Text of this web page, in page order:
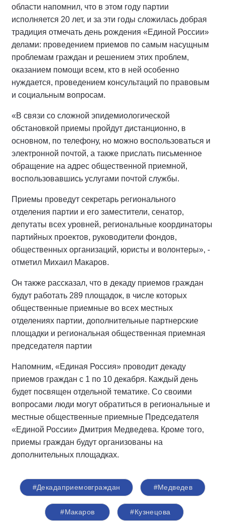
области напомнил, что в этом году партии
исполняется 20 лет, и за эти годы сложилась добрая
традиция отмечать день рождения «Единой России»
делами: проведением приемов по самым насущным
проблемам граждан и решением этих проблем,
оказанием помощи всем, кто в ней особенно
нуждается, проведением консультаций по правовым
и социальным вопросам.
«В связи со сложной эпидемиологической
обстановкой приемы пройдут дистанционно, в
основном, по телефону, но можно воспользоваться и
электронной почтой, а также прислать письменное
обращение на адрес общественной приемной,
воспользовавшись услугами почтой службы.
Приемы проведут секретарь регионального
отделения партии и его заместители, сенатор,
депутаты всех уровней, региональные координаторы
партийных проектов, руководители фондов,
общественных организаций, юристы и волонтеры», -
отметил Михаил Макаров.
Он также рассказал, что в декаду приемов граждан
будут работать 289 площадок, в числе которых
общественные приемные во всех местных
отделениях партии, дополнительные партнерские
площадки и региональная общественная приемная
председателя партии
Напомним, «Единая Россия» проводит декаду
приемов граждан с 1 по 10 декабря. Каждый день
будет посвящен отдельной тематике. Со своими
вопросами люди могут обратиться в региональные и
местные общественные приемные Председателя
«Единой России» Дмитрия Медведева. Кроме того,
приемы граждан будут организованы на
дополнительных площадках.
#Декадаприемовграждан #Медведев
#Макаров #Кузнецова